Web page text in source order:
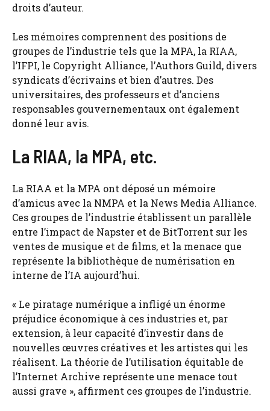
droits d’auteur.
Les mémoires comprennent des positions de
groupes de l’industrie tels que la MPA, la RIAA,
l’IFPI, le Copyright Alliance, l’Authors Guild, divers
syndicats d’écrivains et bien d’autres. Des
universitaires, des professeurs et d’anciens
responsables gouvernementaux ont également
donné leur avis.
La RIAA, la MPA, etc.
La RIAA et la MPA ont déposé un mémoire
d’amicus avec la NMPA et la News Media Alliance.
Ces groupes de l’industrie établissent un parallèle
entre l’impact de Napster et de BitTorrent sur les
ventes de musique et de films, et la menace que
représente la bibliothèque de numérisation en
interne de l’IA aujourd’hui.
« Le piratage numérique a infligé un énorme
préjudice économique à ces industries et, par
extension, à leur capacité d’investir dans de
nouvelles œuvres créatives et les artistes qui les
réalisent. La théorie de l’utilisation équitable de
l’Internet Archive représente une menace tout
aussi grave », affirment ces groupes de l’industrie.